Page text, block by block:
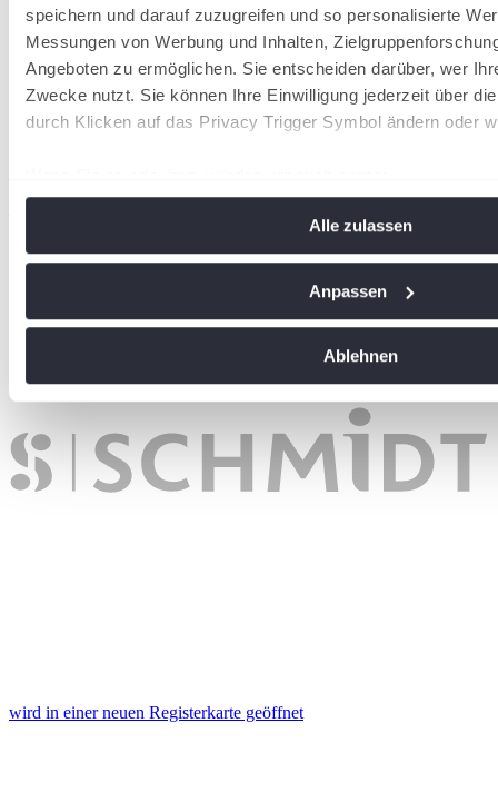
speichern und darauf zuzugreifen und so personalisierte
Messungen von Werbung und Inhalten,
Angeboten zu ermöglichen. Sie entscheiden darüber, wer
Zwecke nutzt. Sie können Ihre Einwilligung jederzeit über
durch Klicken auf das Privacy Trigger Symbol ändern oder
Ihr Gerät durch aktives Scannen nach bestimmten
Erfahren Sie mehr darüber, wie Ihre persönlichen Daten
soziale Medien anbieten zu können und die Zugriffe auf
analysieren. Außerdem geben wir Informationen zu Ihrer
an unsere Partner für soziale Medien, Werbung und
Alle zulassen
Anpassen
Ablehnen
wird in einer neuen Registerkarte geöffnet